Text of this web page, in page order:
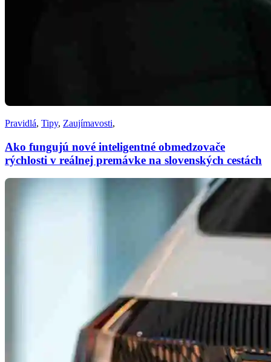
Pravidlá, Tipy, Zaujímavosti,
Ako fungujú nové inteligentné obmedzovače
rýchlosti v reálnej premávke na slovenských cestách